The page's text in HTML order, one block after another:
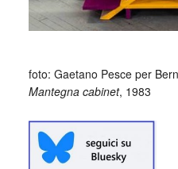
foto: Gaetano Pesce per
Mantegna cabinet, 1983